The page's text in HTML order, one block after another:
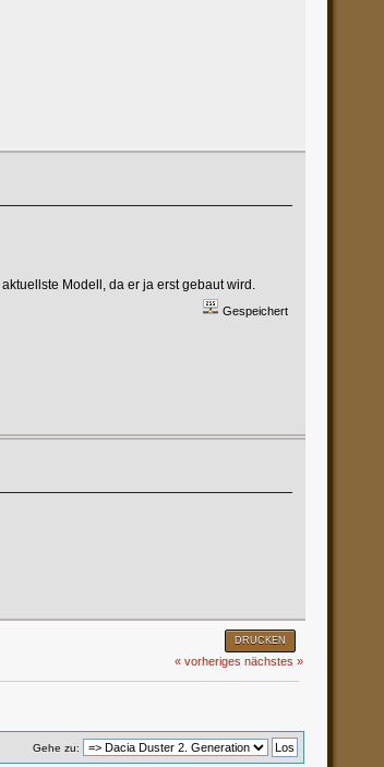
Modell, da er ja erst gebaut wird.
Gespeichert
DRUCKEN
« vorheriges nächstes »
Gehe zu: